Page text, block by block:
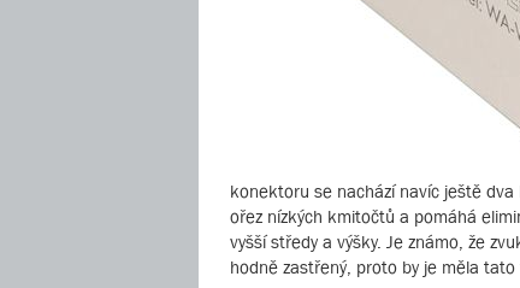
konektoru se nachází navíc ještě
ořez nízkých kmitočtů a pomáhá
vyšší středy a výšky. Je známo, že
hodně zastřený, proto by je měla